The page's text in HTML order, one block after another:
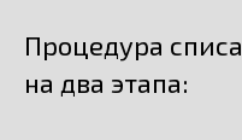
Процедура
на два этапа: